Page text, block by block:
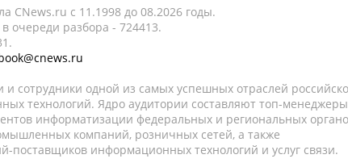
CNews.ru c 11.1998 до 08.2026 годы.
очереди разбора - 724413.
и сотрудники одной из самых успешных отраслей
технологий. Ядро аудитории составляют топ-
информатизации федеральных и региональных
компаний, розничных сетей, а также
поставщиков информационных технологий и услуг связи.